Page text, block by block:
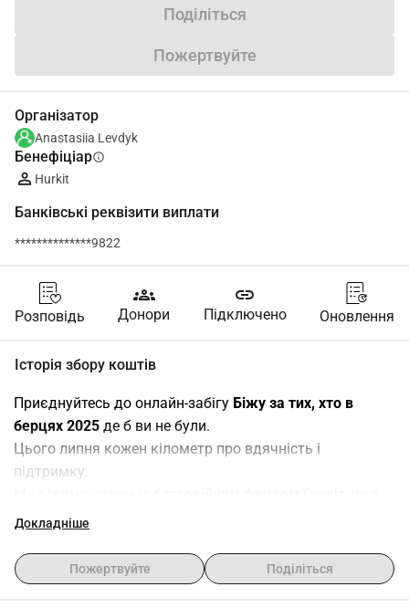
Поділіться
Пожертвуйте
Організатор
Anastasiia Levdyk
Бенефіціарinfo
Hurkit
Банківські реквізити виплати
**************9822
Розповідь
groups
Донори
link
Підключено Оновлення
Історія збору коштів
Приєднуйтесь до онлайн-забігу Біжу за тих, хто в
берцях 2025 де б ви не були.
Цього липня кожен кілометр про вдячність і
підтримку.
зібрати кошти на системи електронної боротьби (EW)
обладнання, яке щодня рятує життя, знешкоджуючи
ворожі дрони.
Докладніше
Пожертвуйте Поділіться